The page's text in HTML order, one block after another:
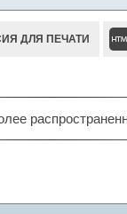
ДЛЯ ПЕЧАТИ